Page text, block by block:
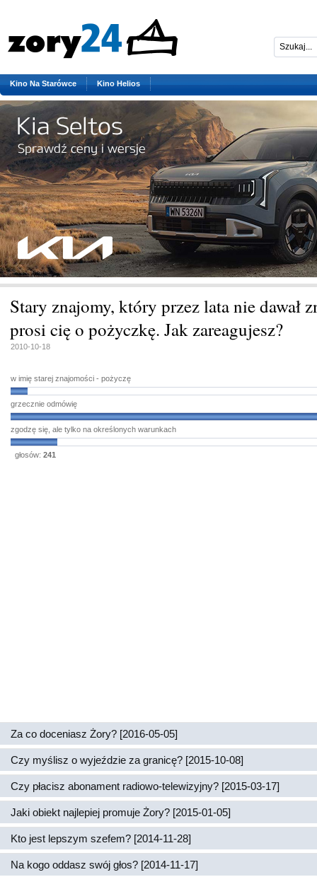
Kino Na Starówce Kino Helios
Stary znajomy, który przez lata nie dawał
prosi cię o pożyczkę. Jak zareagujesz?
2010-10-18
w imię starej znajomości - pożyczę
grzecznie odmówię
zgodzę się, ale tylko na określonych warunkach
głosów: 241
Za co doceniasz Żory? [2016-05-05]
Czy myślisz o wyjeździe za granicę? [2015-10-08]
Czy płacisz abonament radiowo-telewizyjny? [2015-03-17]
Jaki obiekt najlepiej promuje Żory? [2015-01-05]
Kto jest lepszym szefem? [2014-11-28]
Na kogo oddasz swój głos? [2014-11-17]